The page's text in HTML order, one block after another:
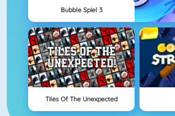
Bubble Spiel 3
Tiles Of The Unexpected